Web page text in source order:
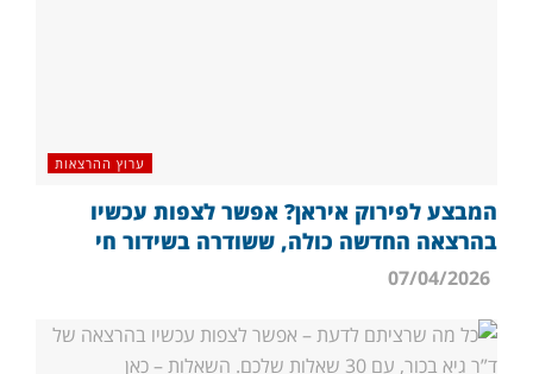
ערוץ ההרצאות
המבצע לפירוק איראן? אפשר לצפות עכשיו
בהרצאה החדשה כולה, ששודרה בשידור חי